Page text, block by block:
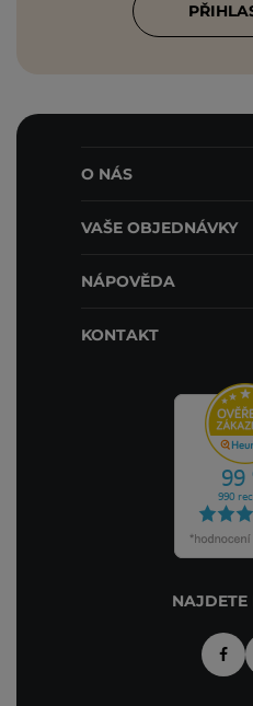
O NÁS
VAŠE OBJEDNÁVKY
NÁPOVĚDA
KONTAKT
NAJDETE